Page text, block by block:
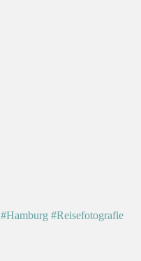
#Hamburg #Reisefotografie